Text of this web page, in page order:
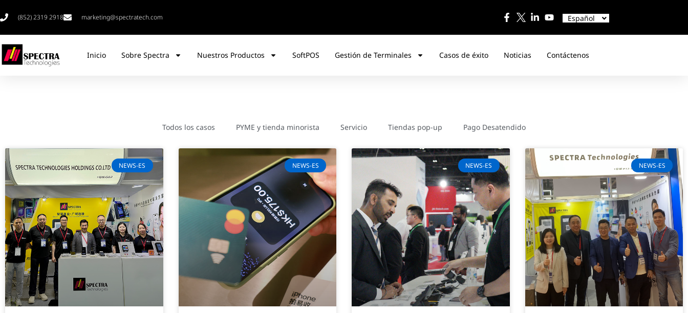
(852) 2319 2918 marketing@spectratech.com Español
日本語
Inicio Sobre Spectra Nuestros Productos SoftPOS Gestión de Terminales Casos de éxito Noticias Contáctenos
Todos los casos PYME y tienda minorista Servicio Tiendas pop-up Pago Desatendido
NEWS-ES NEWS-ES NEWS-ES NEWS-ES